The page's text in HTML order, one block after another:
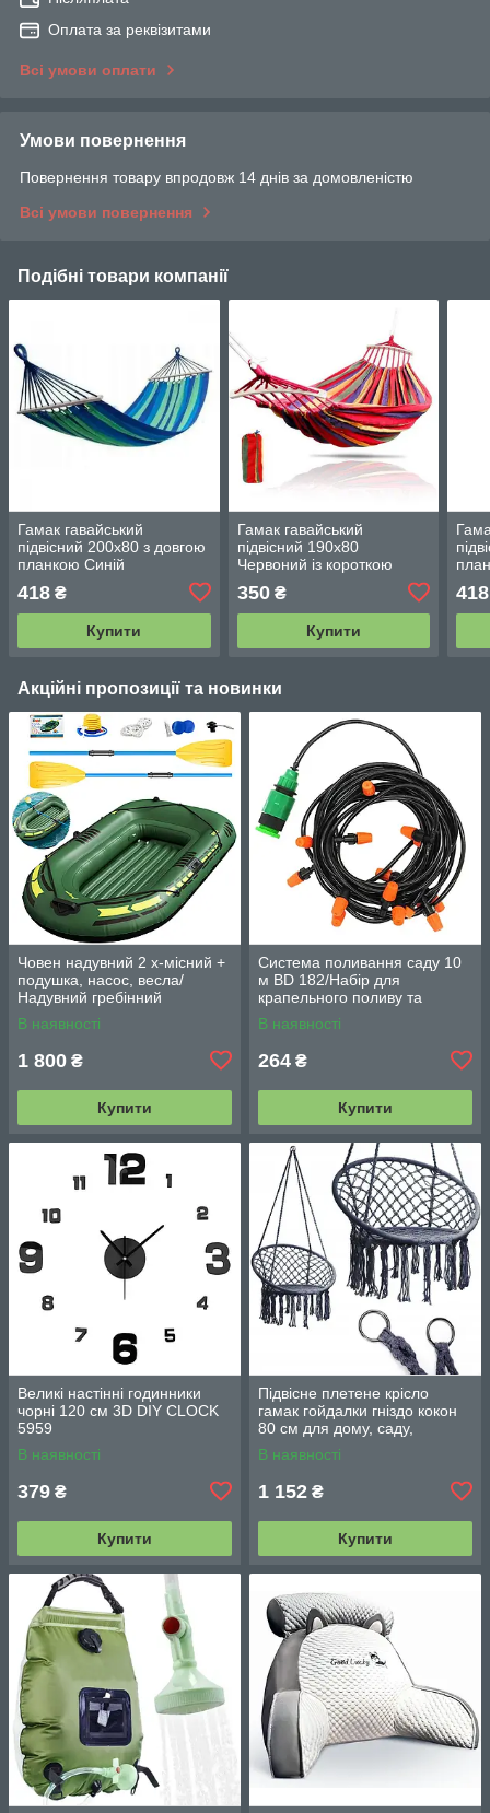
Оплата за реквізитами
Всі умови оплати
Умови повернення
Повернення товару впродовж 14 днів за домовленістю
Всі умови повернення
Подібні товари компанії
Гамак гавайський
підвісний 200х80 з довгою
планкою Синій
418 ₴
Купити
Гамак гавайський
підвісний 190х80
Червоний із короткою
350₴
Купити
418
Акційні пропозиції та новинки
Човен надувний 2 х-місний +
подушка, насос, весла/
Надувний гребінний
двомісний гумовий човен
180/98см
В наявності
1 800 ₴
Купити
Система поливання саду 10
м BD 182/Набір для
крапельного поливу та
охолодження/комплект для
поливання
В наявності
264 ₴
Купити
Великі настінні годинники
чорні 120 см 3D DIY CLOCK
5959
В наявності
379 ₴
Купити
Підвісне плетене крісло
гамак гойдалки гніздо кокон
80 см для дому, саду,
балкона та тераси
В наявності
1 152 ₴
Купити